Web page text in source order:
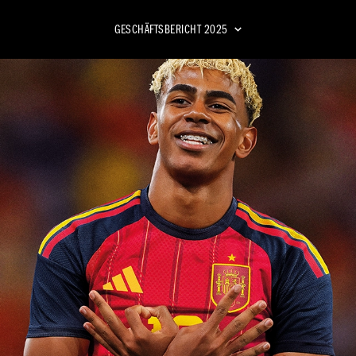
GESCHÄFTSBERICHT2025
und-Verlust-Rechnung
gesetzlichen Vertreter
Geschäfts­bericht
2024